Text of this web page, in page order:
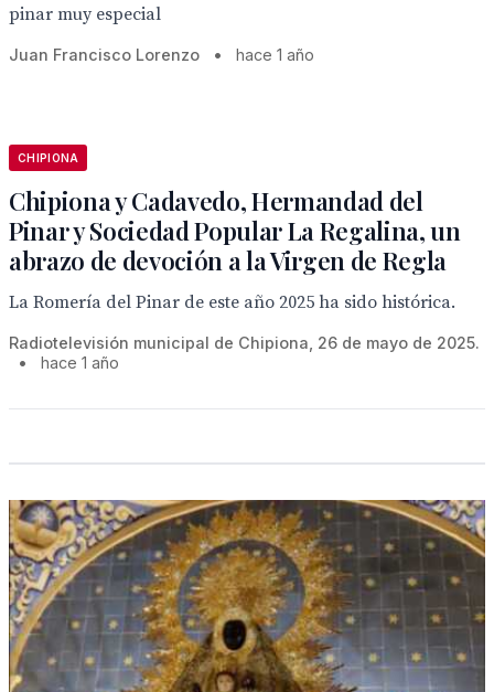
pinar muy especial
Juan Francisco Lorenzo • hace 1 año
CHIPIONA
Chipiona y Cadavedo, Hermandad del
Pinar y Sociedad Popular La Regalina, un
abrazo de devoción a la Virgen de Regla
La Romería del Pinar de este año 2025 ha sido histórica.
Radiotelevisión municipal de Chipiona, 26 de mayo de 2025.
•
hace 1 año